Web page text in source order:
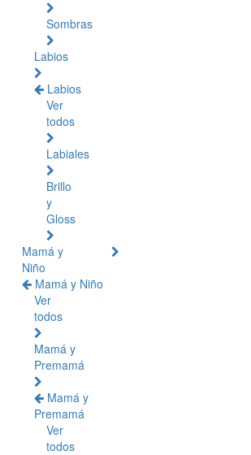
Sombras
Labios
Labios
Ver
todos
Labiales
Brillo
y
Gloss
Mamá y
Niño
Mamá y Niño
Ver
todos
Mamá y
Premamá
Mamá y
Premamá
Ver
todos